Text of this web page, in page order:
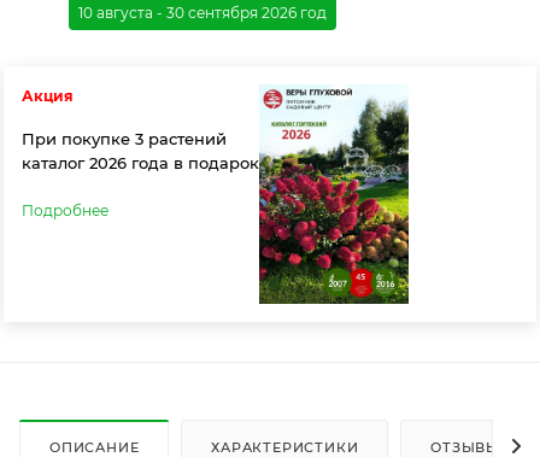
10 августа - 30 сентября 2026 год
Акция
При покупке 3 растений
каталог 2026 года в подарок
Подробнее
ОПИСАНИЕ ХАРАКТЕРИСТИКИ ОТЗЫВЫ